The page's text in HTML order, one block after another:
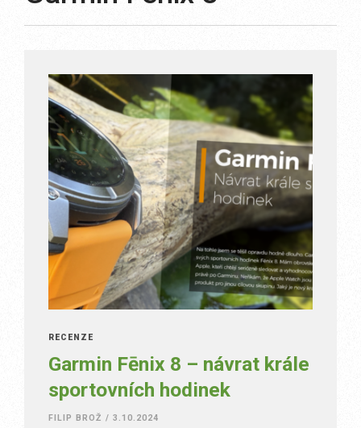
RECENZE
Garmin Fēnix 8 – návrat krále
sportovních hodinek
FILIP BROŽ / 3.10.2024